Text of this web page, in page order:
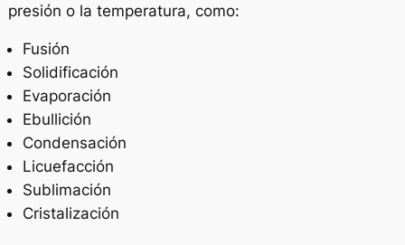
presión o la temperatura, como:
Fusión
Solidificación
Evaporación
Ebullición
Condensación
Licuefacción
Sublimación
Cristalización